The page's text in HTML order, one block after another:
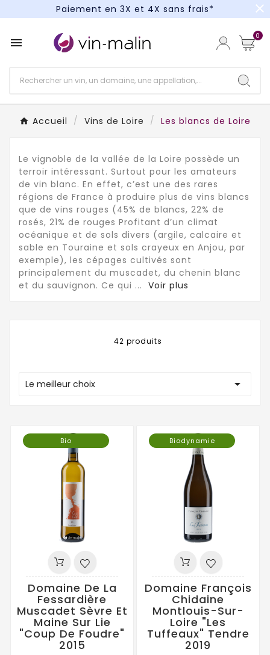
Paiement en 3X et 4X sans frais*
Paiement en 3X et 4X sans frais*
close
 0
Accueil Vins de Loire Les blancs de Loire
Le vignoble de la vallée de la Loire possède un
terroir intéressant. Surtout pour les amateurs
de vin blanc. En effet, c’est une des rares
régions de France à produire plus de vins blancs
que de vins rouges (45% de blancs, 22% de
rosés, 21% de rouges Profitant d’un climat
océanique et de sols divers (argile, calcaire et
sable en Touraine et sols crayeux en Anjou, par
exemple), les cépages cultivés sont
principalement du muscadet, du chenin blanc
et du sauvignon. Ce qui ... Voir plus
42 produits
Le meilleur choix 
Bio
Domaine De La
Fessardière
Muscadet Sèvre Et
Maine Sur Lie
"Coup De Foudre"
2015
Biodynamie
Domaine François
Chidaine
Montlouis-Sur-
Loire "Les
Tuffeaux" Tendre
2019